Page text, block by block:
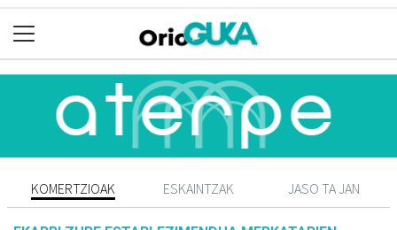
KOMERTZIOAK ESKAINTZAK JASO TA JAN